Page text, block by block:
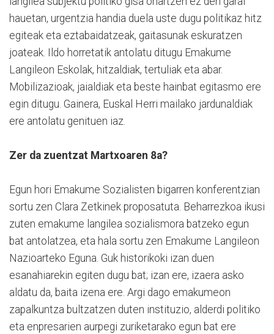
hauetan, urgentzia handia duela uste dugu politikaz hitz
egiteak eta eztabaidatzeak, gaitasunak eskuratzen
joateak. Ildo horretatik antolatu ditugu Emakume
Langileon Eskolak, hitzaldiak, tertuliak eta abar.
Mobilizazioak, jaialdiak eta beste hainbat egitasmo ere
egin ditugu. Gainera, Euskal Herri mailako jardunaldiak
ere antolatu genituen iaz.
Zer da zuentzat Martxoaren 8a?
Egun hori Emakume Sozialisten bigarren konferentzian
sortu zen Clara Zetkinek proposatuta. Beharrezkoa ikusi
zuten emakume langilea sozialismora batzeko egun
bat antolatzea, eta hala sortu zen Emakume Langileon
Nazioarteko Eguna. Guk historikoki izan duen
esanahiarekin egiten dugu bat; izan ere, izaera asko
aldatu da, baita izena ere. Argi dago emakumeon
zapalkuntza bultzatzen duten instituzio, alderdi politiko
eta enpresarien aurpegi zuriketarako egun bat ere